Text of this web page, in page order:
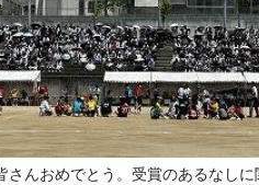
さんおめでとう。受賞のあるなし